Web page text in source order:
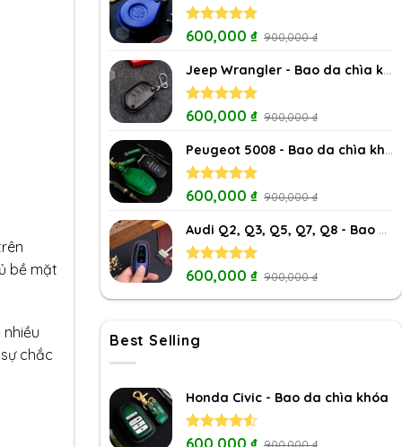
bề mặt
chắc
Rated5.00
out of 5
600,000 ₫ 900,000₫
Jeep Wrangler - Bao da chìa khóa
Rated5.00
out of 5
600,000 ₫ 900,000₫
Peugeot 5008 - Bao da chìa khóa
Rated5.00
out of 5
600,000 ₫ 900,000₫
Audi Q2, Q3, Q5, Q7, Q8 - Bao da chìa khóa
Rated5.00
out of 5
600,000 ₫ 900,000₫
Best Selling
Honda Civic - Bao da chìa khóa
Rated
600,000 ₫ 900,000₫